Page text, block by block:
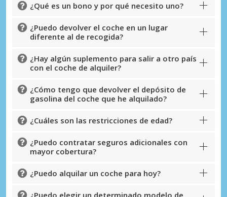
¿Qué es un bono y por qué necesito uno?
¿Puedo devolver el coche en un lugar
diferente al de recogida?
¿Hay algún suplemento para salir a otro país
con el coche de alquiler?
¿Cómo tengo que devolver el depósito de
gasolina del coche que he alquilado?
¿Cuáles son las restricciones de edad?
¿Puedo contratar seguros adicionales con
mayor cobertura?
¿Puedo alquilar un coche para hoy?